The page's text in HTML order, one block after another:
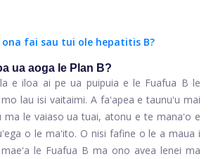
fai sau tui ole hepatitis B?
ua aoga le Plan B?
e iloa ai pe ua puipuia e le Fuafua B le
lau isi vaitaimi. A faʻapea e taunuʻu mai
le vaiaso ua tuai, atonu e te manaʻo e
o le maʻito. O nisi fafine o le a maua i
le Fuafua B ma ono avea lenei ma